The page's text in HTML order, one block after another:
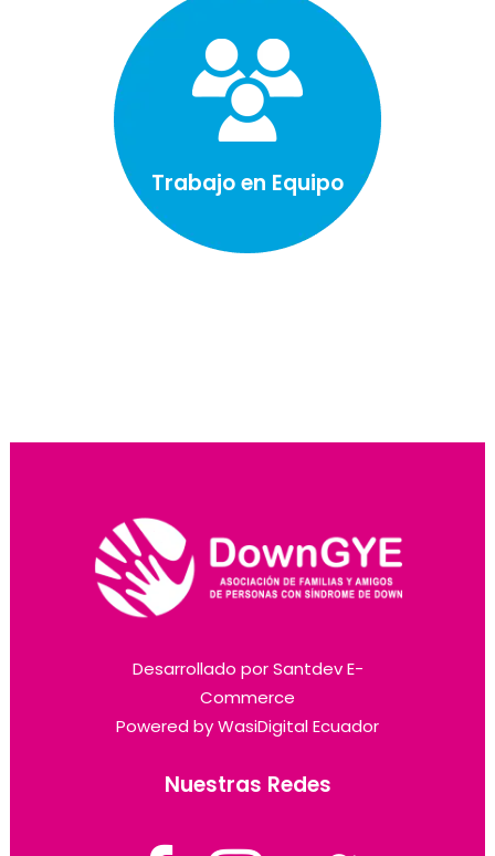
Trabajo en Equipo
Desarrollado porSantdev E-
Commerce
Powered byWasiDigital Ecuador
Nuestras Redes